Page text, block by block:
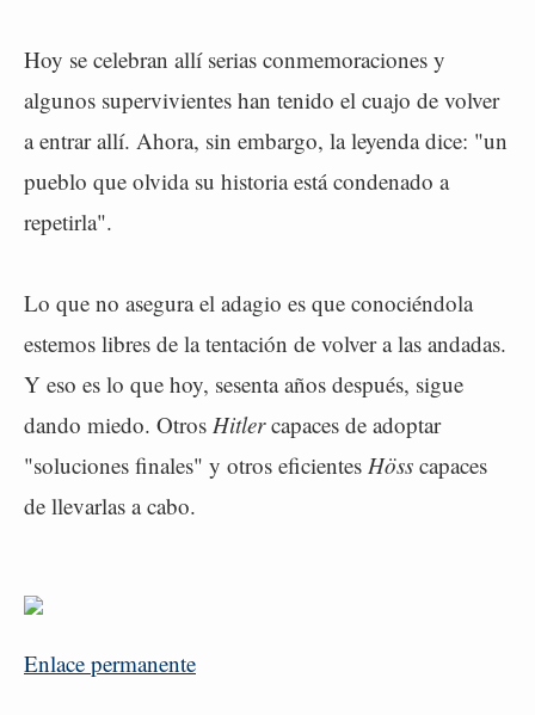
Hoy se celebran allí serias conmemoraciones y
algunos supervivientes han tenido el cuajo de volver
a entrar allí. Ahora, sin embargo, la leyenda dice: "un
pueblo que olvida su historia está condenado a
repetirla".
Lo que no asegura el adagio es que conociéndola
estemos libres de la tentación de volver a las andadas.
Y eso es lo que hoy, sesenta años después, sigue
dando miedo. Otros Hitlercapaces de adoptar
"soluciones finales" y otros eficientes Höss capaces
de llevarlas a cabo.
Enlace permanente